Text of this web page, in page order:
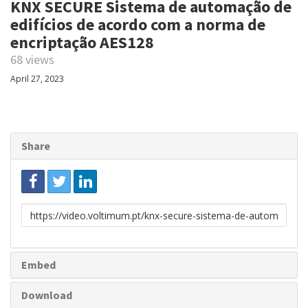
KNX SECURE Sistema de automação de
edifícios de acordo com a norma de
encriptação AES128
68 views
April 27, 2023
Share
Link
to
Embed
Download